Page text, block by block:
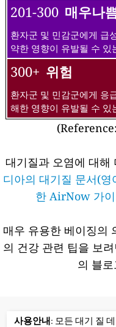
201-300 매우나
환자군 및 민감군에게 급
약한 영향이 유발될 수 있
300+ 위험
환자군 및 민감군에게 응
해한 영향이 유발될 수 있
대기질과 오염에 대해
디아의 대기질 문서(영
한 AirNow 가
매우 유용한 베이징의
의 건강 관련 팁을 보려
의 블
사용안내: 모든 대기 질